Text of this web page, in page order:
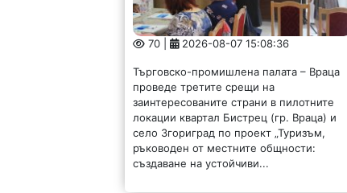
70 | 2026-08-07 15:08:36
Търговско-промишлена палата – Враца
проведе третите срещи на
заинтересованите страни в пилотните
локации квартал Бистрец (гр. Враца) и
село Згориград по проект „Туризъм,
ръководен от местните общности:
създаване на устойчиви...